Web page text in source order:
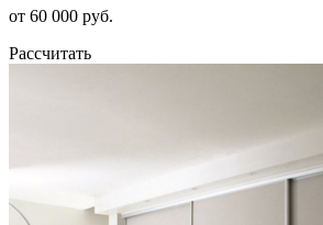
от 60 000 руб.
Рассчитать